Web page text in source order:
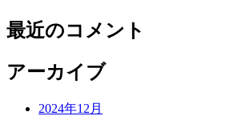
最近のコメント
アーカイブ
2024年12月